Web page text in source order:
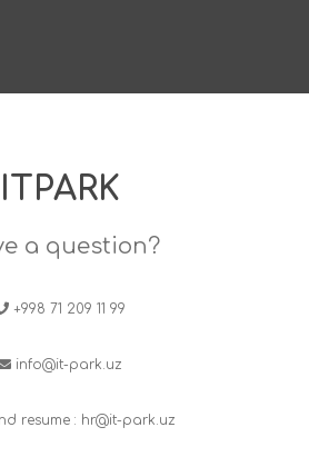
ITPARK
a question?
+998 71 209 11 99
info@it-park.uz
resume : hr@it-park.uz